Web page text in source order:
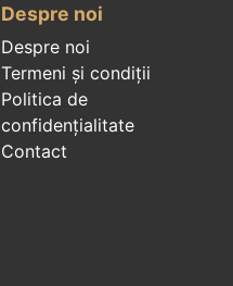
Despre noi
Despre noi
Termeni și condiții
Politica de
confidenţialitate
Contact